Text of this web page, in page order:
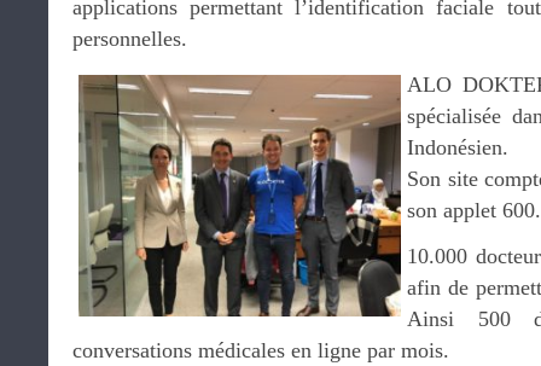
applications permettant l’identification faciale
personnelles.
ALO
spécialisée
Indonésien.
Son site
son applet
10.000
afin de
Ainsi 500
conversations médicales en ligne par mois.